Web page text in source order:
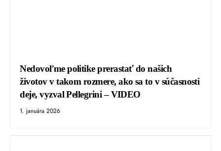
Nedovoľme politike prerastať do našich
životov v takom rozmere, ako sa to v súčasnosti
deje, vyzval Pellegrini – VIDEO
1. januára 2026